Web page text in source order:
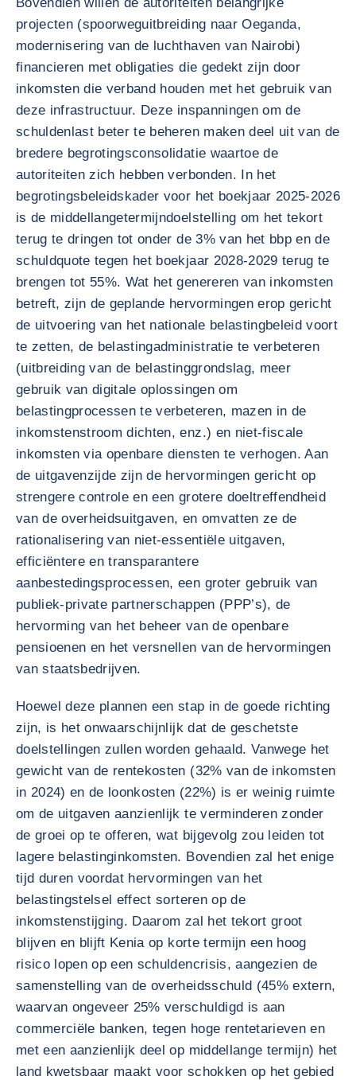
projecten (spoorweguitbreiding naar Oeganda,
modernisering van de luchthaven van Nairobi)
financieren met obligaties die gedekt zijn door
inkomsten die verband houden met het gebruik van
deze infrastructuur. Deze inspanningen om de
schuldenlast beter te beheren maken deel uit van de
bredere begrotingsconsolidatie waartoe de
autoriteiten zich hebben verbonden. In het
begrotingsbeleidskader voor het boekjaar 2025-2026
is de middellangetermijndoelstelling om het tekort
terug te dringen tot onder de 3% van het bbp en de
schuldquote tegen het boekjaar 2028-2029 terug te
brengen tot 55%. Wat het genereren van inkomsten
betreft, zijn de geplande hervormingen erop gericht
de uitvoering van het nationale belastingbeleid voort
te zetten, de belastingadministratie te verbeteren
(uitbreiding van de belastinggrondslag, meer
gebruik van digitale oplossingen om
belastingprocessen te verbeteren, mazen in de
inkomstenstroom dichten, enz.) en niet-fiscale
inkomsten via openbare diensten te verhogen. Aan
de uitgavenzijde zijn de hervormingen gericht op
strengere controle en een grotere doeltreffendheid
van de overheidsuitgaven, en omvatten ze de
rationalisering van niet-essentiële uitgaven,
efficiëntere en transparantere
aanbestedingsprocessen, een groter gebruik van
publiek-private partnerschappen (PPP’s), de
hervorming van het beheer van de openbare
pensioenen en het versnellen van de hervormingen
van staatsbedrijven.
Hoewel deze plannen een stap in de goede richting
zijn, is het onwaarschijnlijk dat de geschetste
doelstellingen zullen worden gehaald. Vanwege het
gewicht van de rentekosten (32% van de inkomsten
in 2024) en de loonkosten (22%) is er weinig ruimte
om de uitgaven aanzienlijk te verminderen zonder
de groei op te offeren, wat bijgevolg zou leiden tot
lagere belastinginkomsten. Bovendien zal het enige
tijd duren voordat hervormingen van het
belastingstelsel effect sorteren op de
inkomstenstijging. Daarom zal het tekort groot
blijven en blijft Kenia op korte termijn een hoog
risico lopen op een schuldencrisis, aangezien de
samenstelling van de overheidsschuld (45% extern,
waarvan ongeveer 25% verschuldigd is aan
commerciële banken, tegen hoge rentetarieven en
met een aanzienlijk deel op middellange termijn) het
land kwetsbaar maakt voor schokken op het gebied